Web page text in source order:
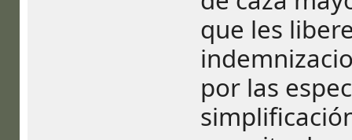
que les
por las